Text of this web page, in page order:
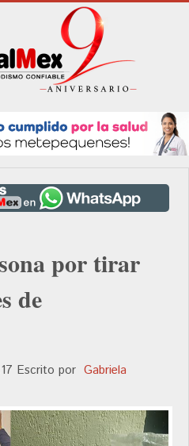
por tirar
de
Escrito por Gabriela